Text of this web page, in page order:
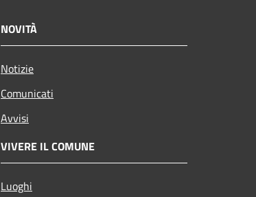
NOVITÀ
Notizie
Comunicati
Avvisi
VIVERE IL COMUNE
Luoghi